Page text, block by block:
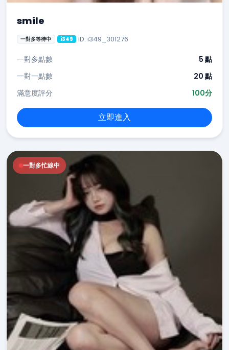
smile
一對多等待中 i349 ID: i349_301276
一對多點數
5 點
一對一點數
20 點
滿意度評分
100分
立即進入
一對多忙線中